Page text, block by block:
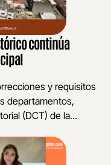
continúa
y requisitos
departamentos,
(DCT) de la...